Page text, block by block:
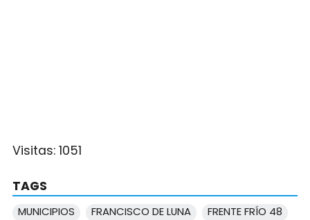
Visitas: 1051
TAGS
MUNICIPIOS FRANCISCO DE LUNA
FRENTE FRÍO 48